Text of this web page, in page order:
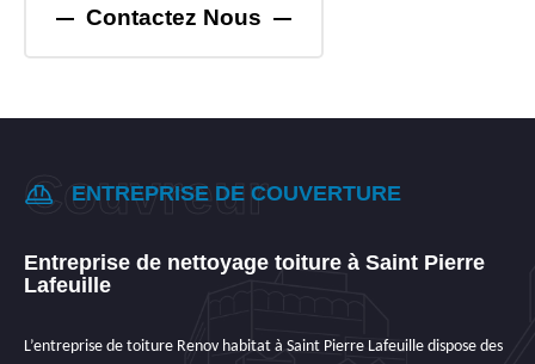
Contactez Nous
ENTREPRISE DE COUVERTURE
Entreprise de nettoyage toiture à Saint Pierre
Lafeuille
L’entreprise de toiture Renov habitat à Saint Pierre Lafeuille dispose des